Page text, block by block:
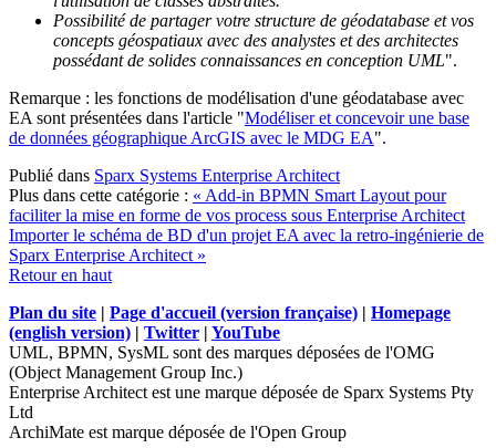
Possibilité de partager votre structure de géodatabase et vos
concepts géospatiaux avec des analystes et des architectes
possédant de solides connaissances en conception UML".
Remarque : les fonctions de modélisation d'une géodatabase avec
EA sont présentées dans l'article "Modéliser et concevoir une base
de données géographique ArcGIS avec le MDG EA".
Publié dans Sparx Systems Enterprise Architect
Plus dans cette catégorie : « Add-in BPMN Smart Layout pour
faciliter la mise en forme de vos process sous Enterprise Architect
Importer le schéma de BD d'un projet EA avec la retro-ingénierie de
Sparx Enterprise Architect »
Retour en haut
Plan du site | Page d'accueil (version française) | Homepage
(english version) | Twitter | YouTube
UML, BPMN, SysML sont des marques déposées de l'OMG
(Object Management Group Inc.)
Enterprise Architect est une marque déposée de Sparx Systems Pty
Ltd
ArchiMate est marque déposée de l'Open Group